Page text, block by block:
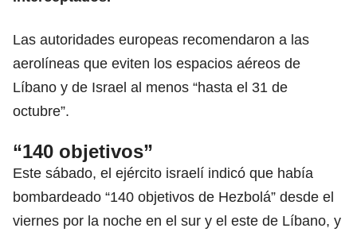
Las autoridades europeas recomendaron a las
aerolíneas que eviten los espacios aéreos de
Líbano y de Israel al menos “hasta el 31 de
octubre”.
“140 objetivos”
Este sábado, el ejército israelí indicó que había
bombardeado “140 objetivos de Hezbolá” desde el
viernes por la noche en el sur y el este de Líbano, y